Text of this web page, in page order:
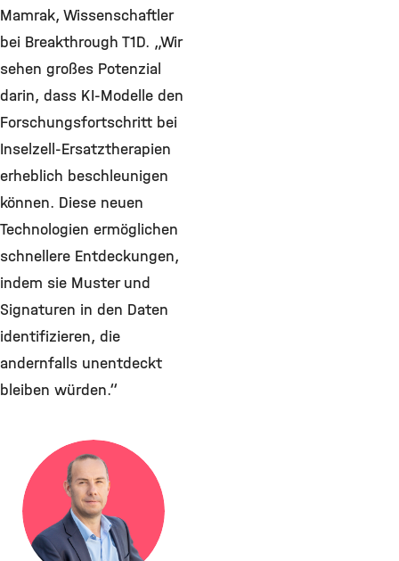
Mamrak, Wissenschaftler
bei Breakthrough T1D. „Wir
sehen großes Potenzial
darin, dass KI-Modelle den
Forschungsfortschritt bei
Inselzell-Ersatztherapien
erheblich beschleunigen
können. Diese neuen
Technologien ermöglichen
schnellere Entdeckungen,
indem sie Muster und
Signaturen in den Daten
identifizieren, die
andernfalls unentdeckt
bleiben würden.“